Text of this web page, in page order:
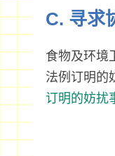
C. 寻求
食物及环境
法例订明的
订明的妨扰